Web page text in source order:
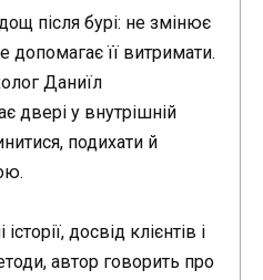
після бурі: не змінює
допомагає її витримати.
Даниїл
двері у внутрішній
подихати й
досвід клієнтів і
автор говорить про